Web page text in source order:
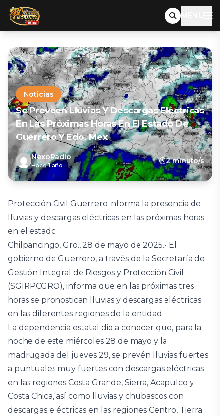
MENU
Noticias
Se Preveen Lluvias Y Descargas Eléctricas
En Las Próximas Horas En El Estado De
Guerrero Y Edo. Mex
NexoRadio
Hace 1 año
2 minuto/s
Protección Civil Guerrero informa la presencia de
lluvias y descargas eléctricas en las próximas horas
en el estado
Chilpancingo, Gro., 28 de mayo de 2025.- El
gobierno de Guerrero, a través de la Secretaría de
Gestión Integral de Riesgos y Protección Civil
(SGIRPCGRO), informa que en las próximas tres
horas se pronostican lluvias y descargas eléctricas
en las diferentes regiones de la entidad.
La dependencia estatal dio a conocer que, para la
noche de este miércoles 28 de mayo y la
madrugada del jueves 29, se prevén lluvias fuertes
a puntuales muy fuertes con descargas eléctricas
en las regiones Costa Grande, Sierra, Acapulco y
Costa Chica, así como lluvias y chubascos con
descargas eléctricas en las regiones Centro, Tierra